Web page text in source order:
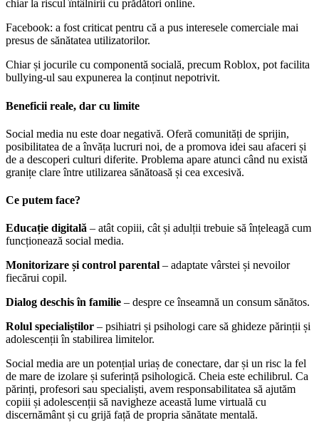
chiar la riscul întâlnirii cu prădători online.
Facebook: a fost criticat pentru că a pus interesele comerciale mai
presus de sănătatea utilizatorilor.
Chiar și jocurile cu componentă socială, precum Roblox, pot facilita
bullying-ul sau expunerea la conținut nepotrivit.
Beneficii reale, dar cu limite
Social media nu este doar negativă. Oferă comunități de sprijin,
posibilitatea de a învăța lucruri noi, de a promova idei sau afaceri și
de a descoperi culturi diferite. Problema apare atunci când nu există
granițe clare între utilizarea sănătoasă și cea excesivă.
Ce putem face?
Educație digitală – atât copiii, cât și adulții trebuie să înțeleagă cum
funcționează social media.
Monitorizare și control parental – adaptate vârstei și nevoilor
fiecărui copil.
Dialog deschis în familie – despre ce înseamnă un consum sănătos.
Rolul specialiștilor – psihiatri și psihologi care să ghideze părinții și
adolescenții în stabilirea limitelor.
Social media are un potențial uriaș de conectare, dar și un risc la fel
de mare de izolare și suferință psihologică. Cheia este echilibrul. Ca
părinți, profesori sau specialiști, avem responsabilitatea să ajutăm
copiii și adolescenții să navigheze această lume virtuală cu
discernământ și cu grijă față de propria sănătate mentală.